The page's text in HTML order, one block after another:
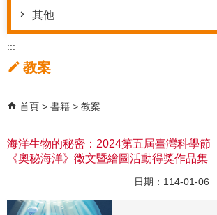
其他
:::
教案
首頁 書籍 教案
海洋生物的秘密：2024第五屆臺灣科學節
《奧秘海洋》徵文暨繪圖活動得獎作品集
日期：114-01-06